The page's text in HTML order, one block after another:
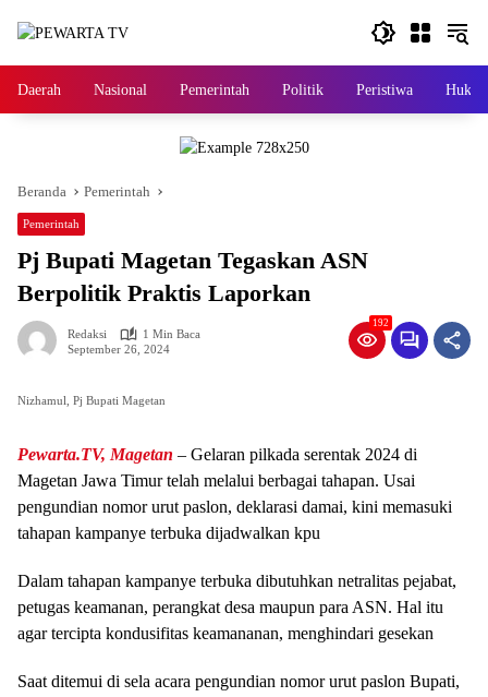
Daerah Nasional Pemerintah Politik Peristiwa
Beranda Pemerintah
Pemerintah
Pj Bupati Magetan Tegaskan ASN
Berpolitik Praktis Laporkan
Redaksi
1 Min Baca
September 26, 2024
192
Nizhamul, Pj Bupati Magetan
Pewarta.TV, Magetan – Gelaran pilkada serentak 2024 di
Magetan Jawa Timur telah melalui berbagai tahapan. Usai
pengundian nomor urut paslon, deklarasi damai, kini memasuki
tahapan kampanye terbuka dijadwalkan kpu
Dalam tahapan kampanye terbuka dibutuhkan netralitas pejabat,
petugas keamanan, perangkat desa maupun para ASN. Hal itu
agar tercipta kondusifitas keamananan, menghindari gesekan
Saat ditemui di sela acara pengundian nomor urut paslon Bupati,